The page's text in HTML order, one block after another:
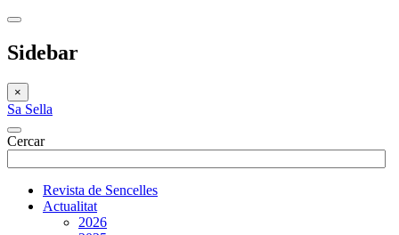
Sidebar
×
Sa Sella
Cercar
Revista de Sencelles
Actualitat
2026